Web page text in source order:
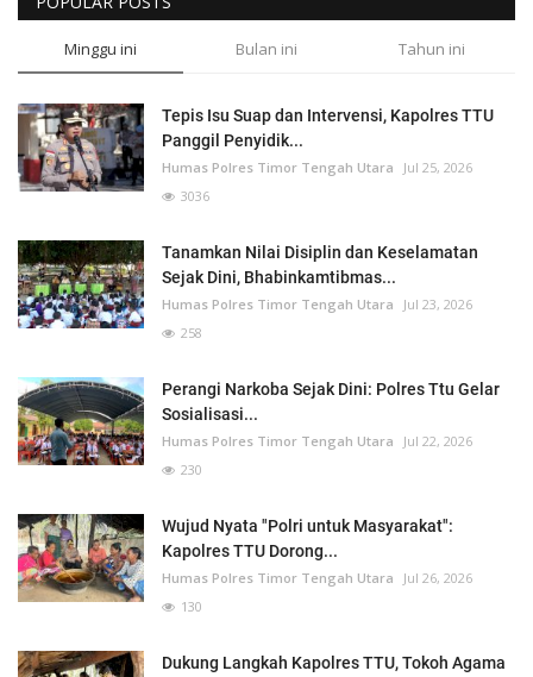
Minggu ini Bulan ini Tahun ini
Tepis Isu Suap dan Intervensi, Kapolres TTU
Panggil Penyidik...
Humas Polres Timor Tengah Utara
Jul 25, 2026
3036
Tanamkan Nilai Disiplin dan Keselamatan
Sejak Dini, Bhabinkamtibmas...
Humas Polres Timor Tengah Utara
Jul 23, 2026
258
Perangi Narkoba Sejak Dini: Polres Ttu Gelar
Sosialisasi...
Humas Polres Timor Tengah Utara
Jul 22, 2026
230
Wujud Nyata "Polri untuk Masyarakat":
Kapolres TTU Dorong...
Humas Polres Timor Tengah Utara
Jul 26, 2026
130
Dukung Langkah Kapolres TTU, Tokoh Agama